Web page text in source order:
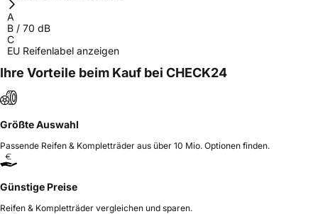
A
B / 70 dB
C
EU Reifenlabel anzeigen
Ihre Vorteile beim Kauf bei CHECK24
Größte Auswahl
Passende Reifen & Kompletträder aus über 10 Mio. Optionen finden.
Günstige Preise
Reifen & Kompletträder vergleichen und sparen.